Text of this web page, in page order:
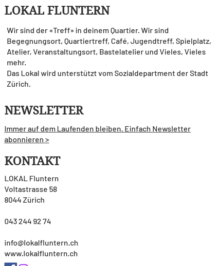
KONTAKT
LOKAL Fluntern
Voltastrasse 58
8044 Zürich
043 244 92 74
info@lokalfluntern.ch
www.lokalfluntern.ch
LOKAL FLUNTERN
Wir sind der «Treff» in deinem Quartier. Wir sind
Begegnungsort, Quartiertreff, Café, Jugendtreff, Spielplatz,
Atelier, Veranstaltungsort, Bastelatelier und Vieles, Vieles
mehr.
Das Lokal wird unterstützt vom Sozialdepartment der Stadt
Zürich.
NEWSLETTER
Immer auf dem Laufenden bleiben. Einfach Newsletter
abonnieren >